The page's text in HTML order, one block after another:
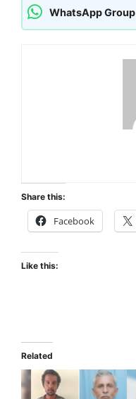
WhatsApp Group
Share this:
Facebook
Like this:
Related